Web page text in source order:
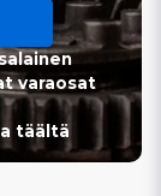
varaosat
täältä